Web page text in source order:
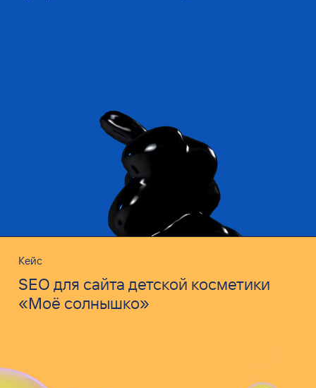
Кейс
SEO для сайта детской косметики
«Моё солнышко»